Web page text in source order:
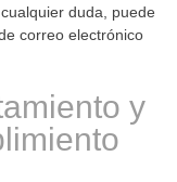
duda, puede
correo electrónico
y